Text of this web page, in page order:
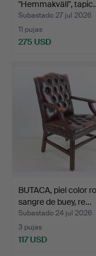
"Hemmakväll",
Subastado 27 jul 2026
11 pujas
275 USD
BUTACA, piel color
sangre de buey, re…
Subastado 24 jul 2026
3 pujas
117 USD